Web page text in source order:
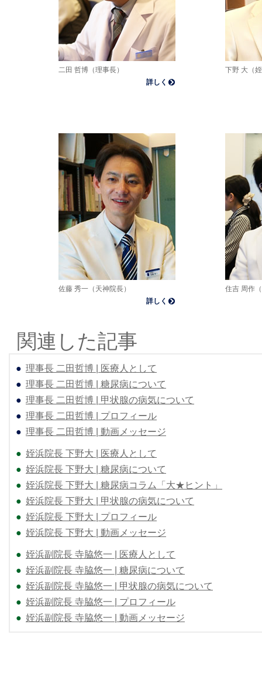
二田 哲博（理事長）
詳しく
下野 大（
佐藤 秀一（天神院長）
詳しく
住吉 周作
関連した記事
● 理事長 二田哲博 | 医療人として
● 理事長 二田哲博 | 糖尿病について
● 理事長 二田哲博 | 甲状腺の病気について
● 理事長 二田哲博 | プロフィール
● 理事長 二田哲博 | 動画メッセージ
● 姪浜院長 下野大 | 医療人として
● 姪浜院長 下野大 | 糖尿病について
● 姪浜院長 下野大 | 糖尿病コラム「大★ヒント」
● 姪浜院長 下野大 | 甲状腺の病気について
● 姪浜院長 下野大 | プロフィール
● 姪浜院長 下野大 | 動画メッセージ
● 姪浜副院長 寺脇悠一 | 医療人として
● 姪浜副院長 寺脇悠一 | 糖尿病について
● 姪浜副院長 寺脇悠一 | 甲状腺の病気について
● 姪浜副院長 寺脇悠一 | プロフィール
● 姪浜副院長 寺脇悠一 | 動画メッセージ